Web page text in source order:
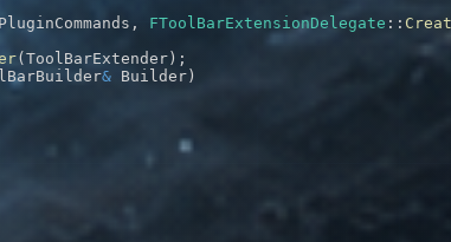
, FToolBarExtensionDelegate ::
( ToolBarExtender ) ;
& Builder )